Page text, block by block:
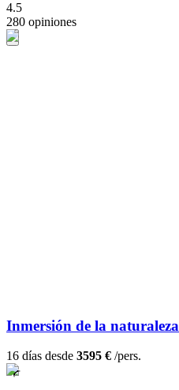
4.5
280 opiniones
Inmersión de la naturaleza
16 días desde 3595 € /pers.